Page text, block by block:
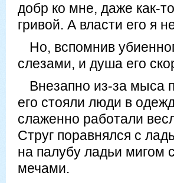
добр ко мне, даже как-
гривой. А власти его я
Но, вспомнив
слезами, и душа его
Внезапно из-за мыса
его стояли люди в
слаженно работали
Струг поравнялся с
на палубу ладьи мигом
мечами.